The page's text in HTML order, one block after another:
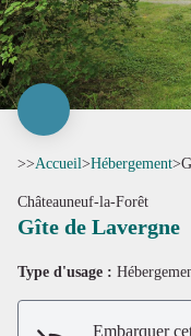
>>Accueil>Hébergement>
Châteauneuf-la-Forêt
Gîte de Lavergne
Type d'usage :
Embarquer